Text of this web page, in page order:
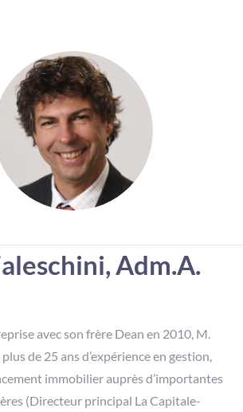
Adm.A.
avec son frère Dean en 2010, M.
de 25 ans d’expérience en gestion,
immobilier auprès d’importantes
(Directeur principal La Capitale-